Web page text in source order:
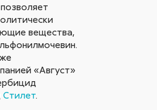
вещества,
«Август»
Стилет.